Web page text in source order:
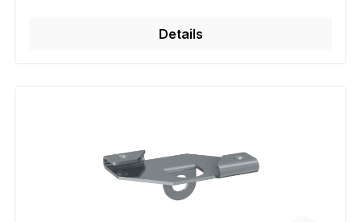
Details